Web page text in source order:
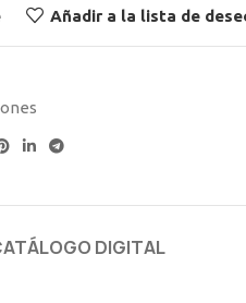
Añadir a la lista de
DIGITAL